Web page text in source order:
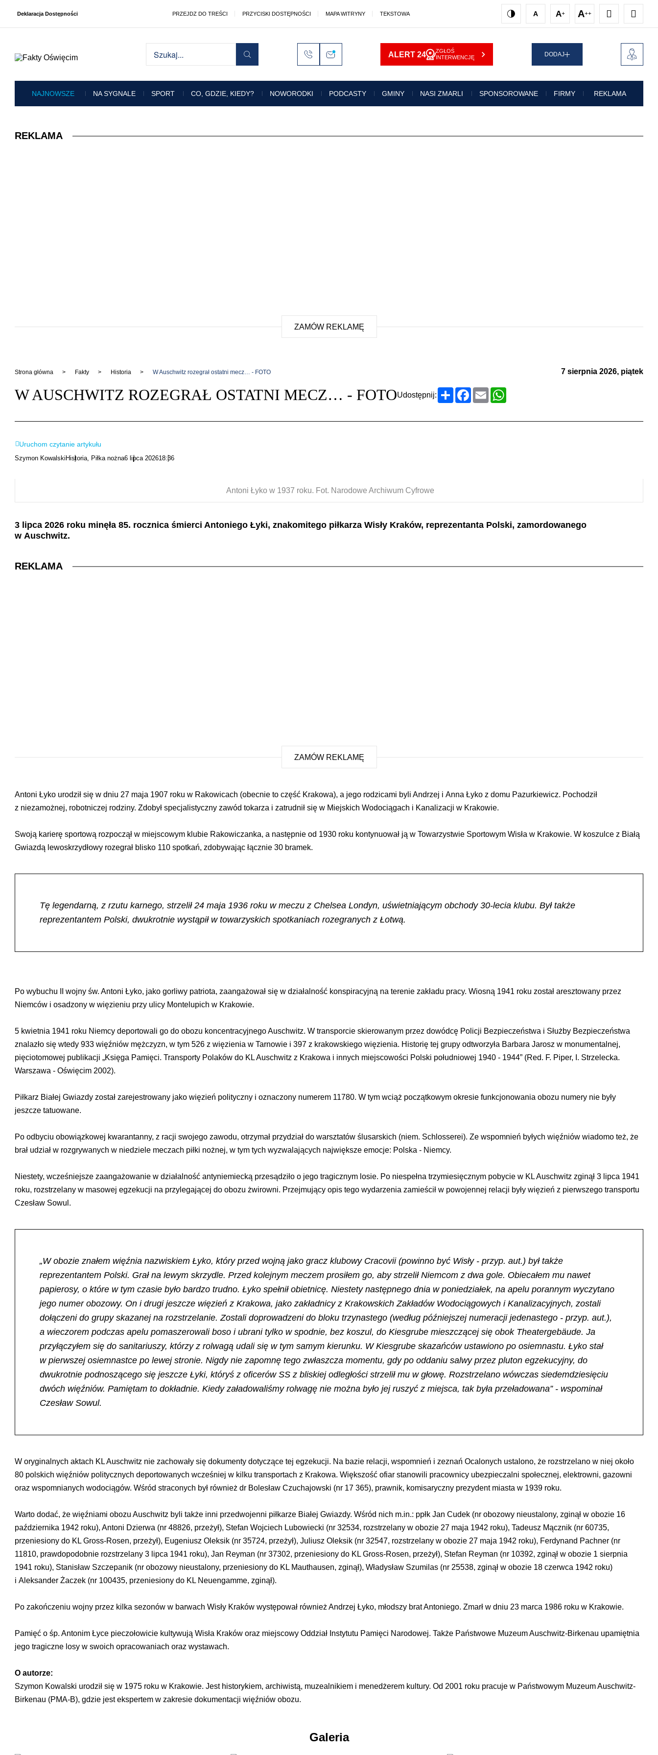
Deklaracja Dostępności PRZEJDZ DO TREŚCI PRZYCISKI DOSTĘPNOŚCI
Przejdz do treści :
Tekstowa: ALT
MacuMaku
MAPA WITRYNY TEKSTOWA
Kontrast ARozmiar
1
A+
Rozmiar
2
A++
Rozmiar
3
Odstępy Interlinia
Szukaj ALERT 24
ZGŁOŚ
INTERWENCJĘ
DODAJ
TWOJE
KONTO
ADRES E-MAIL*
NAJNOWSZE NA SYGNALE SPORT CO, GDZIE, KIEDY? NOWORODKI PODCASTY GMINY NASI ZMARLI SPONSOROWANE FIRMY REKLAMA
REKLAMA
ZAMÓW REKLAMĘ
Strona główna Fakty Historia W Auschwitz rozegrał ostatni mecz… - FOTO 7 sierpnia 2026, piątek
W AUSCHWITZ ROZEGRAŁ OSTATNI MECZ… - FOTOUdostępnij:
Podziel
się
Facebook
Email
Uruchom czytanie artykułu
Szymon Kowalski Historia, Piłka nożna6 lipca 202618:36
Antoni Łyko w 1937 roku. Fot. Narodowe Archiwum Cyfrowe
3 lipca 2026 roku minęła 85. rocznica śmierci Antoniego Łyki, znakomitego piłkarza Wisły Kraków, reprezentanta Polski, zamordowanego
w Auschwitz.
REKLAMA
ZAMÓW REKLAMĘ
Antoni Łyko urodził się w dniu 27 maja 1907 roku w Rakowicach (obecnie to część Krakowa), a jego rodzicami byli Andrzej i Anna Łyko z domu Pazurkiewicz. Pochodził
z niezamożnej, robotniczej rodziny. Zdobył specjalistyczny zawód tokarza i zatrudnił się w Miejskich Wodociągach i Kanalizacji w Krakowie.
Swoją karierę sportową rozpoczął w miejscowym klubie Rakowiczanka, a następnie od 1930 roku kontynuował ją w Towarzystwie Sportowym Wisła w Krakowie. W koszulce z Białą
Gwiazdą lewoskrzydłowy rozegrał blisko 110 spotkań, zdobywając łącznie 30 bramek.
Tę legendarną, z rzutu karnego, strzelił 24 maja 1936 roku w meczu z Chelsea Londyn, uświetniającym obchody 30-lecia klubu. Był także
reprezentantem Polski, dwukrotnie wystąpił w towarzyskich spotkaniach rozegranych z Łotwą.
Po wybuchu II wojny św. Antoni Łyko, jako gorliwy patriota, zaangażował się w działalność konspiracyjną na terenie zakładu pracy. Wiosną 1941 roku został aresztowany przez
Niemców i osadzony w więzieniu przy ulicy Montelupich w Krakowie.
5 kwietnia 1941 roku Niemcy deportowali go do obozu koncentracyjnego Auschwitz. W transporcie skierowanym przez dowódcę Policji Bezpieczeństwa i Służby Bezpieczeństwa
znalazło się wtedy 933 więźniów mężczyzn, w tym 526 z więzienia w Tarnowie i 397 z krakowskiego więzienia. Historię tej grupy odtworzyła Barbara Jarosz w monumentalnej,
pięciotomowej publikacji „Księga Pamięci. Transporty Polaków do KL Auschwitz z Krakowa i innych miejscowości Polski południowej 1940 - 1944” (Red. F. Piper, I. Strzelecka.
Warszawa - Oświęcim 2002).
Piłkarz Białej Gwiazdy został zarejestrowany jako więzień polityczny i oznaczony numerem 11780. W tym wciąż początkowym okresie funkcjonowania obozu numery nie były
jeszcze tatuowane.
Po odbyciu obowiązkowej kwarantanny, z racji swojego zawodu, otrzymał przydział do warsztatów ślusarskich (niem. Schlosserei). Ze wspomnień byłych więźniów wiadomo też, że
brał udział w rozgrywanych w niedziele meczach piłki nożnej, w tym tych wyzwalających największe emocje: Polska - Niemcy.
Niestety, wcześniejsze zaangażowanie w działalność antyniemiecką przesądziło o jego tragicznym losie. Po niespełna trzymiesięcznym pobycie w KL Auschwitz zginął 3 lipca 1941
roku, rozstrzelany w masowej egzekucji na przylegającej do obozu żwirowni. Przejmujący opis tego wydarzenia zamieścił w powojennej relacji były więzień z pierwszego transportu
Czesław Sowul.
„W obozie znałem więźnia nazwiskiem Łyko, który przed wojną jako gracz klubowy Cracovii (powinno być Wisły - przyp. aut.) był także
reprezentantem Polski. Grał na lewym skrzydle. Przed kolejnym meczem prosiłem go, aby strzelił Niemcom z dwa gole. Obiecałem mu nawet
papierosy, o które w tym czasie było bardzo trudno. Łyko spełnił obietnicę. Niestety następnego dnia w poniedziałek, na apelu porannym wyczytano
jego numer obozowy. On i drugi jeszcze więzień z Krakowa, jako zakładnicy z Krakowskich Zakładów Wodociągowych i Kanalizacyjnych, zostali
dołączeni do grupy skazanej na rozstrzelanie. Zostali doprowadzeni do bloku trzynastego (według późniejszej numeracji jedenastego - przyp. aut.),
a wieczorem podczas apelu pomaszerowali boso i ubrani tylko w spodnie, bez koszul, do Kiesgrube mieszczącej się obok Theatergebäude. Ja
przyłączyłem się do sanitariuszy, którzy z rolwagą udali się w tym samym kierunku. W Kiesgrube skazańców ustawiono po osiemnastu. Łyko stał
w pierwszej osiemnastce po lewej stronie. Nigdy nie zapomnę tego zwłaszcza momentu, gdy po oddaniu salwy przez pluton egzekucyjny, do
dwukrotnie podnoszącego się jeszcze Łyki, któryś z oficerów SS z bliskiej odległości strzelił mu w głowę. Rozstrzelano wówczas siedemdziesięciu
dwóch więźniów. Pamiętam to dokładnie. Kiedy załadowaliśmy rolwagę nie można było jej ruszyć z miejsca, tak była przeładowana” - wspominał
Czesław Sowul.
W oryginalnych aktach KL Auschwitz nie zachowały się dokumenty dotyczące tej egzekucji. Na bazie relacji, wspomnień i zeznań Ocalonych ustalono, że rozstrzelano w niej około
80 polskich więźniów politycznych deportowanych wcześniej w kilku transportach z Krakowa. Większość ofiar stanowili pracownicy ubezpieczalni społecznej, elektrowni, gazowni
oraz wspomnianych wodociągów. Wśród straconych był również dr Bolesław Czuchajowski (nr 17 365), prawnik, komisaryczny prezydent miasta w 1939 roku.
Warto dodać, że więźniami obozu Auschwitz byli także inni przedwojenni piłkarze Białej Gwiazdy. Wśród nich m.in.: ppłk Jan Cudek (nr obozowy nieustalony, zginął w obozie 16
października 1942 roku), Antoni Dzierwa (nr 48826, przeżył), Stefan Wojciech Lubowiecki (nr 32534, rozstrzelany w obozie 27 maja 1942 roku), Tadeusz Mącznik (nr 60735,
przeniesiony do KL Gross-Rosen, przeżył), Eugeniusz Oleksik (nr 35724, przeżył), Juliusz Oleksik (nr 32547, rozstrzelany w obozie 27 maja 1942 roku), Ferdynand Pachner (nr
11810, prawdopodobnie rozstrzelany 3 lipca 1941 roku), Jan Reyman (nr 37302, przeniesiony do KL Gross-Rosen, przeżył), Stefan Reyman (nr 10392, zginął w obozie 1 sierpnia
1941 roku), Stanisław Szczepanik (nr obozowy nieustalony, przeniesiony do KL Mauthausen, zginął), Władysław Szumilas (nr 25538, zginął w obozie 18 czerwca 1942 roku)
i Aleksander Żaczek (nr 100435, przeniesiony do KL Neuengamme, zginął).
Po zakończeniu wojny przez kilka sezonów w barwach Wisły Kraków występował również Andrzej Łyko, młodszy brat Antoniego. Zmarł w dniu 23 marca 1986 roku w Krakowie.
Pamięć o śp. Antonim Łyce pieczołowicie kultywują Wisła Kraków oraz miejscowy Oddział Instytutu Pamięci Narodowej. Także Państwowe Muzeum Auschwitz-Birkenau upamiętnia
jego tragiczne losy w swoich opracowaniach oraz wystawach.
O autorze:
Szymon Kowalski urodził się w 1975 roku w Krakowie. Jest historykiem, archiwistą, muzealnikiem i menedżerem kultury. Od 2001 roku pracuje w Państwowym Muzeum Auschwitz-
Birkenau (PMA-B), gdzie jest ekspertem w zakresie dokumentacji więźniów obozu.
Galeria